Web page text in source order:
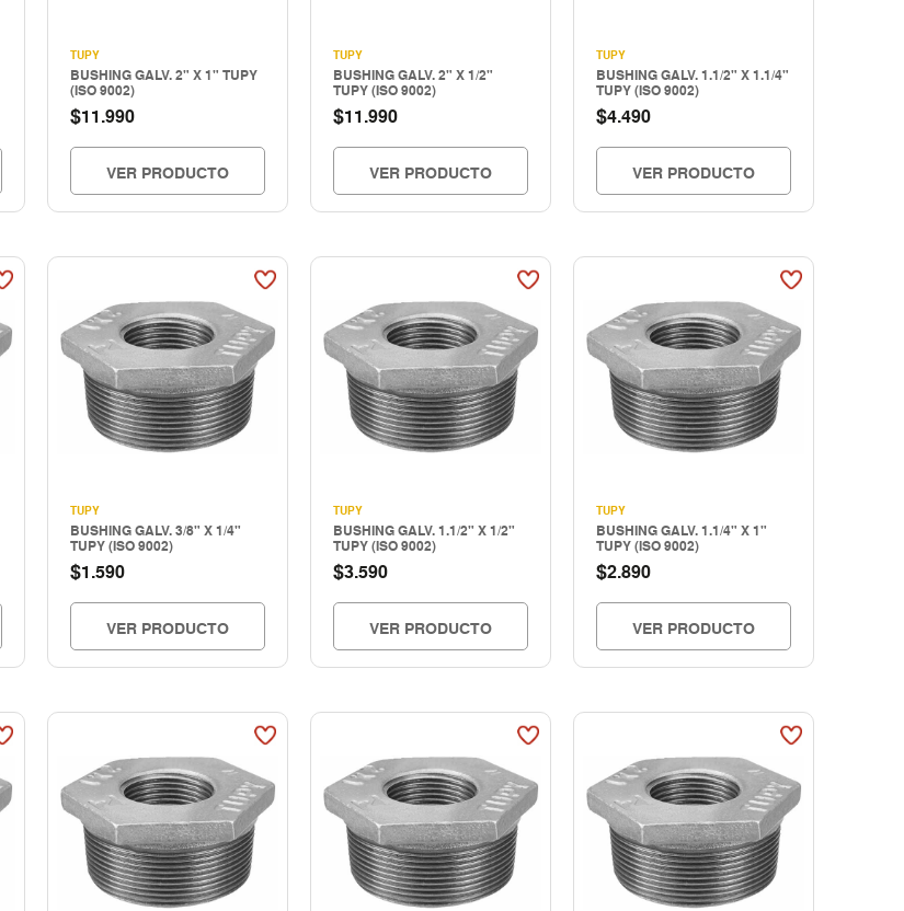
TUPY
BUSHING GALV. 2" X 1" TUPY
(ISO 9002)
$11.990
VER PRODUCTO
TUPY
BUSHING GALV. 2" X 1/2"
TUPY (ISO 9002)
$11.990
VER PRODUCTO
TUPY
BUSHING GALV. 1.1/2" X 1.1/4"
TUPY (ISO 9002)
$4.490
VER PRODUCTO
TUPY
BUSHING GALV. 3/8" X 1/4"
TUPY (ISO 9002)
$1.590
VER PRODUCTO
TUPY
BUSHING GALV. 1.1/2" X 1/2"
TUPY (ISO 9002)
$3.590
VER PRODUCTO
TUPY
BUSHING GALV. 1.1/4" X 1"
TUPY (ISO 9002)
$2.890
VER PRODUCTO